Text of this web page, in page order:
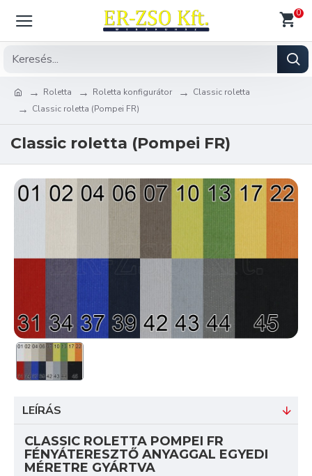
0
Roletta Roletta konfigurátor
Classic roletta
Classic roletta (Pompei FR)
Classic roletta (Pompei FR)
LEÍRÁS
CLASSIC ROLETTA POMPEI FR
FÉNYÁTERESZTŐ ANYAGGAL EGYEDI
MÉRETRE GYÁRTVA